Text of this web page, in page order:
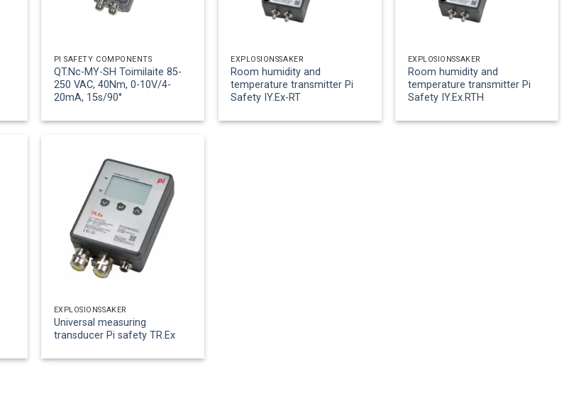
PI SAFETY COMPONENTS
QT.Nc-MY-SH Toimilaite 85-
250 VAC, 40Nm, 0-10V/4-
20mA, 15s/90°
EXPLOSIONSSÄKER
Room humidity and
temperature transmitter Pi
Safety IY.Ex-RT
EXPLOSIONSSÄKER
Room humidity and
temperature transmitter Pi
Safety IY.Ex.RTH
EXPLOSIONSSÄKER
Universal measuring
transducer Pi safety TR.Ex